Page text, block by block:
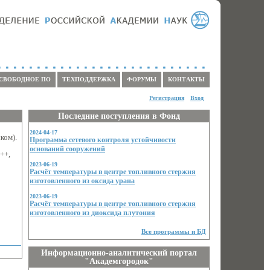
КОНТАКТЫ
ФОРУМЫ
ТЕХПОДДЕРЖКА
ПО
Вход
Регистрация
Последние поступления в Фонд
2024-04-17
Программа сетевого контроля устойчивости
оснований сооружений
2023-06-19
Расчёт температуры в центре топливного стержня
изготовленного из оксида урана
2023-06-19
Расчёт температуры в центре топливного стержня
изготовленного из диоксида плутония
Все программы и БД
Информационно-аналитический портал
"Академгородок"